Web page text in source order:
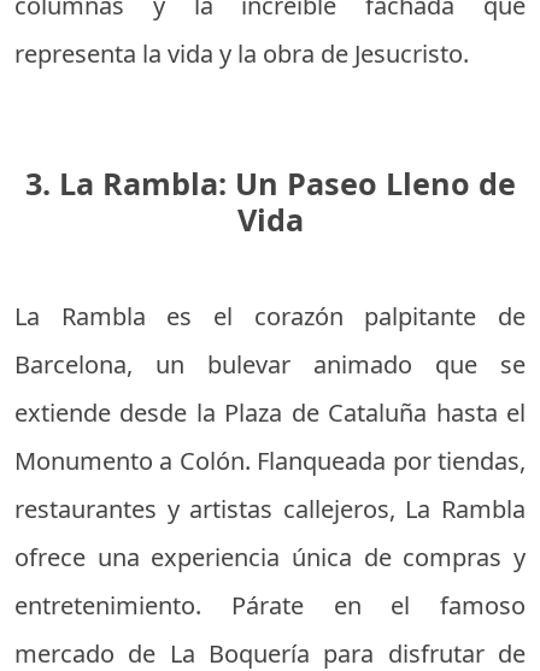
representa la vida y la obra de Jesucristo.
3. La Rambla: Un Paseo Lleno de
Vida
La Rambla es el corazón palpitante de
Barcelona, un bulevar animado que se
extiende desde la Plaza de Cataluña hasta el
Monumento a Colón. Flanqueada por tiendas,
restaurantes y artistas callejeros, La Rambla
ofrece una experiencia única de compras y
entretenimiento. Párate en el famoso
mercado de La Boquería para disfrutar de